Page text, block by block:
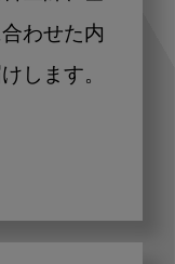
わせた内
します。